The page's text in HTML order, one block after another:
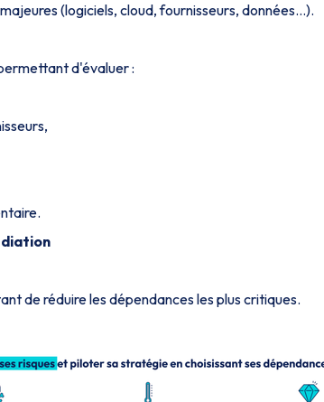
(logiciels, cloud, fournisseurs, données...).
d'évaluer :
de réduire les dépendances les plus critiques.